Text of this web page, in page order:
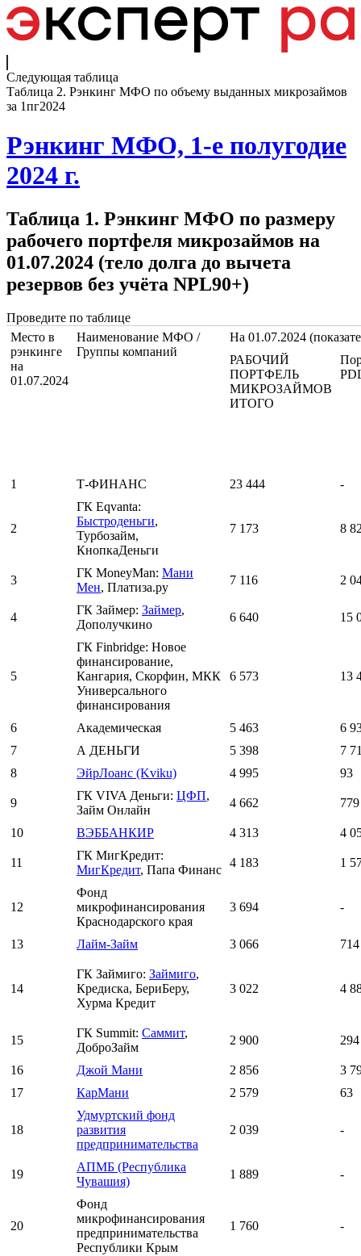
Следующая таблица
Таблица 2. Рэнкинг МФО по объему выданных микрозаймов
за 1пг2024
Рэнкинг МФО, 1-е полугодие
2024 г.
Таблица 1. Рэнкинг МФО по размеру
рабочего портфеля микрозаймов на
01.07.2024 (тело долга до вычета
резервов без учёта NPL90+)
Проведите по таблице
Место в
рэнкинге
на
01.07.2024
Наименование МФО /
Группы компаний
На 01.07.2024
РАБОЧИЙ
ПОРТФЕЛЬ
МИКРОЗАЙМОВ
ИТОГО
1 Т-ФИНАНС 23 444 -
2
ГК Eqvanta:
Быстроденьги,
Турбозайм,
КнопкаДеньги
7 173 8
3
ГК MoneyMan: Мани
Мен, Платиза.ру
7 116 2
4
ГК Займер: Займер,
Дополучкино
6 640 15
5
ГК Finbridge: Новое
финансирование,
Кангария, Скорфин, МКК
Универсального
финансирования
6 573 13
6 Академическая 5 463
6
7
А ДЕНЬГИ 5 398
7
8
ЭйрЛоанс (Kviku) 4 995 93
9
ГК VIVA Деньги: ЦФП,
Займ Онлайн
4 662 779
10 ВЭББАНКИР 4 313 4
11
ГК МигКредит:
МигКредит, Папа Финанс
4 183 1
12
Фонд
микрофинансирования
Краснодарского края
3 694 -
13 Лайм-Займ 3 066 714
14
ГК Займиго: Займиго,
Кредиска, БериБеру,
Хурма Кредит
3 022 4
15
ГК Summit: Саммит,
ДоброЗайм
2 900 294
16 Джой Мани 2 856
3
17
КарМани 2 579 63
18
Удмуртский фонд
развития
предпринимательства
2 039 -
19
АПМБ (Республика
Чувашия)
1 889 -
20
Фонд
микрофинансирования
предпринимательства
Республики Крым
1 760 -